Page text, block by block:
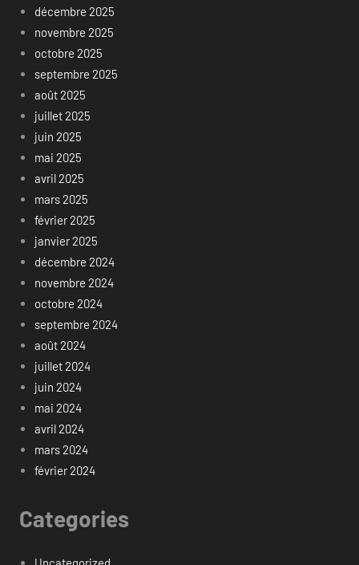
décembre 2025
novembre 2025
octobre 2025
septembre 2025
août 2025
juillet 2025
juin 2025
mai 2025
avril 2025
mars 2025
février 2025
janvier 2025
décembre 2024
novembre 2024
octobre 2024
septembre 2024
août 2024
juillet 2024
juin 2024
mai 2024
avril 2024
mars 2024
février 2024
Categories